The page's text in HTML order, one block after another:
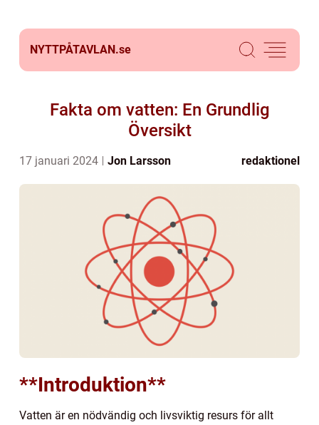
NYTTPÅTAVLAN.se
Fakta om vatten: En Grundlig
Översikt
17 januari 2024 Jon Larsson redaktionel
**Introduktion**
Vatten är en nödvändig och livsviktig resurs för allt